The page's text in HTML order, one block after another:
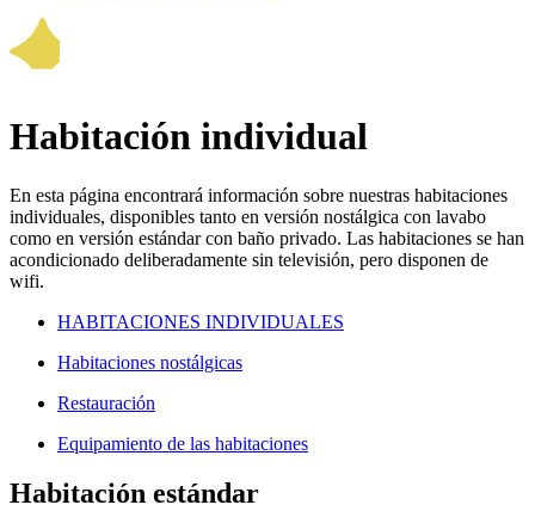
Habitación individual
En esta página encontrará información sobre nuestras habitaciones
individuales, disponibles tanto en versión nostálgica con lavabo
como en versión estándar con baño privado. Las habitaciones se han
acondicionado deliberadamente sin televisión, pero disponen de
wifi.
HABITACIONES INDIVIDUALES
Habitaciones nostálgicas
Restauración
Equipamiento de las habitaciones
Habitación estándar